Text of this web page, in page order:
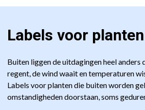
Labels voor
Buiten liggen de uitdagingen heel anders
regent, de wind waait en temperaturen
Labels voor planten die buiten worden
omstandigheden doorstaan, soms